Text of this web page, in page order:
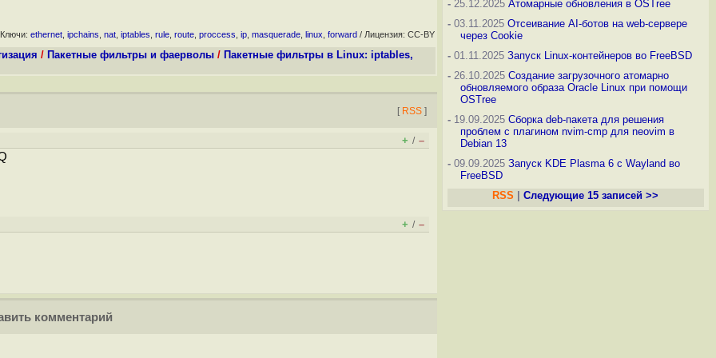
Ключи: ethernet ipchains nat iptables rule route proccess ip masquerade linux forward / Лицензия: CC-BY
/ Пакетные фильтры и фаерволы / Пакетные фильтры в Linux: iptables,
[ RSS ]
+ / –
+ / –
комментарий
-25.12.2025 Атомарные обновления в OSTree
-03.11.2025 Отсеивание AI-ботов на web-сервере
через Cookie
-01.11.2025 Запуск Linux-контейнеров во FreeBSD
-26.10.2025 Создание загрузочного атомарно
обновляемого образа Oracle Linux при помощи
OSTree
-19.09.2025 Сборка deb-пакета для решения
проблем с плагином nvim-cmp для neovim в
Debian 13
-09.09.2025 Запуск KDE Plasma 6 с Wayland во
FreeBSD
RSS
Следующие 15 записей >>